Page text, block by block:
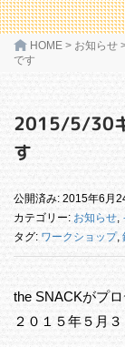
HOME > お知らせ
です
2015/5/30
す
公開済み: 2015年6月
カテゴリー: お知らせ,
タグ: ワークショップ,
the SNACKがプ
２０１５年５月